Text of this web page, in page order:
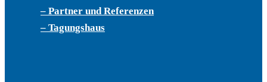
– Partner und Referenzen
– Tagungshaus